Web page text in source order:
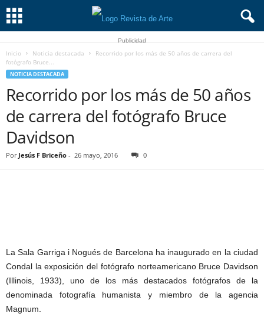
Publicidad
Inicio Noticia destacada
Recorrido por los más de 50 años de carrera del
fotógrafo Bruce...
NOTICIA DESTACADA
Recorrido por los más de 50 años
de carrera del fotógrafo Bruce
Davidson
Por Jesús F Briceño - 26 mayo, 2016 0
La Sala Garriga i Nogués de Barcelona ha inaugurado en la ciudad
Condal la exposición del fotógrafo norteamericano Bruce Davidson
(Illinois, 1933), uno de los más destacados fotógrafos de la
denominada fotografía humanista y miembro de la agencia
Magnum.